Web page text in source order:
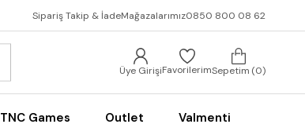
Sipariş Takip & İadeMağazalarımız0850 800 08 62
Üye GirişiFavorilerimSepetim 0
TNC Games Outlet Valmenti